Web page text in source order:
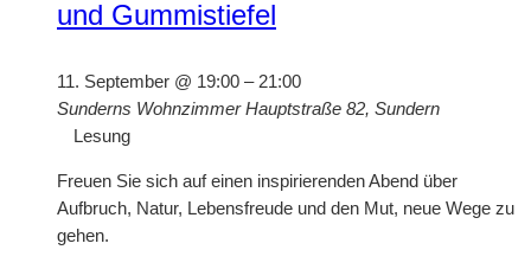
und Gummistiefel
11. September @ 19:00 – 21:00
Sunderns WohnzimmerHauptstraße 82, Sundern
Lesung
Freuen Sie sich auf einen inspirierenden Abend über
Aufbruch, Natur, Lebensfreude und den Mut, neue Wege zu
gehen.